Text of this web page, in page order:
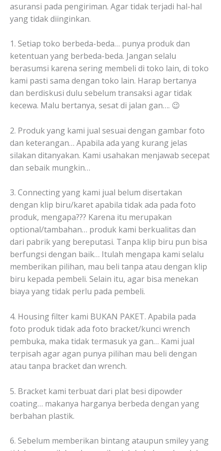
asuransi pada pengiriman. Agar tidak terjadi hal-hal
yang tidak diinginkan.
1. Setiap toko berbeda-beda… punya produk dan
ketentuan yang berbeda-beda. Jangan selalu
berasumsi karena sering membeli di toko lain, di toko
kami pasti sama dengan toko lain. Harap bertanya
dan berdiskusi dulu sebelum transaksi agar tidak
kecewa. Malu bertanya, sesat di jalan gan…. 😉
2. Produk yang kami jual sesuai dengan gambar foto
dan keterangan… Apabila ada yang kurang jelas
silakan ditanyakan. Kami usahakan menjawab secepat
dan sebaik mungkin…
3. Connecting yang kami jual belum disertakan
dengan klip biru/karet apabila tidak ada pada foto
produk, mengapa??? Karena itu merupakan
optional/tambahan… produk kami berkualitas dan
dari pabrik yang bereputasi. Tanpa klip biru pun bisa
berfungsi dengan baik… Itulah mengapa kami selalu
memberikan pilihan, mau beli tanpa atau dengan klip
biru kepada pembeli. Selain itu, agar bisa menekan
biaya yang tidak perlu pada pembeli.
4. Housing filter kami BUKAN PAKET. Apabila pada
foto produk tidak ada foto bracket/kunci wrench
pembuka, maka tidak termasuk ya gan… Kami jual
terpisah agar agan punya pilihan mau beli dengan
atau tanpa bracket dan wrench.
5. Bracket kami terbuat dari plat besi dipowder
coating… makanya harganya berbeda dengan yang
berbahan plastik.
6. Sebelum memberikan bintang ataupun smiley yang